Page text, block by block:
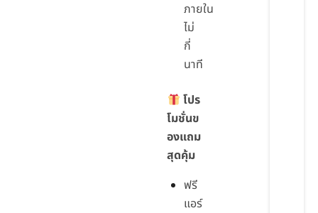
ภายใน
ไม่
กี่
นาที
โปร
โมชั่นข
องแถม
สุดคุ้ม
ฟรี
แอร์